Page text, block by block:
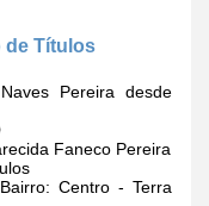
de Títulos
Pereira desde
Faneco Pereira
Centro - Terra